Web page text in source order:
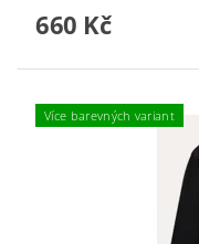
660 Kč
Více barevných variant